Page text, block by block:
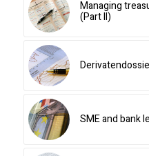
Managing
(Part II)
SME and bank